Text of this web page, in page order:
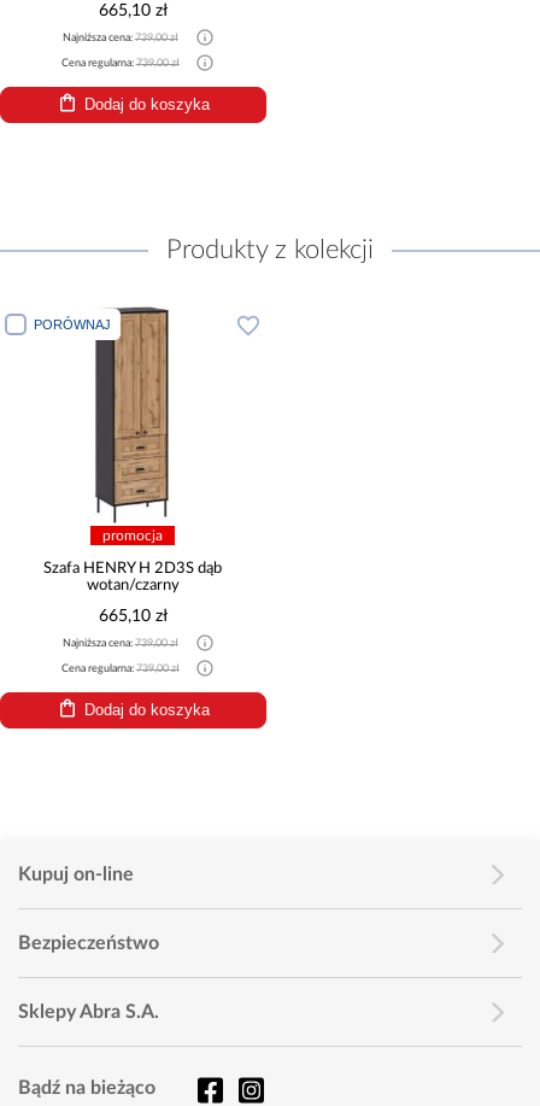
665,10 zł
Najniższa cena:739,00 zł
Cena regularna:739,00 zł
Dodaj do koszyka
Produkty z kolekcji
PORÓWNAJ
promocja
Szafa HENRY H 2D3S dąb
wotan/czarny
665,10 zł
Najniższa cena:739,00 zł
Cena regularna:739,00 zł
Dodaj do koszyka
Kupuj on-line
Bezpieczeństwo
Sklepy Abra S.A.
Bądź na bieżąco